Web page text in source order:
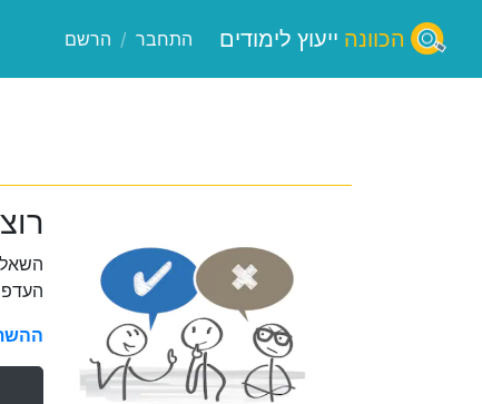
הכוונה ייעוץ לימודים התחבר / הרשם